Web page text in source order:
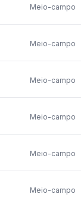
Meio-campo
Meio-campo
Meio-campo
Meio-campo
Meio-campo
Meio-campo